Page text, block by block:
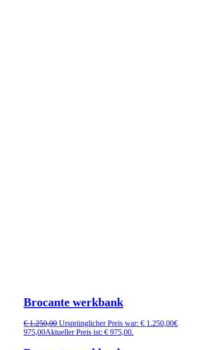
Brocante werkbank
€1.250,00 Ursprünglicher Preis war: € 1.250,00€
975,00Aktueller Preis ist: € 975,00.